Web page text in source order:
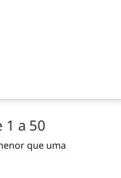
1 a 50
que uma